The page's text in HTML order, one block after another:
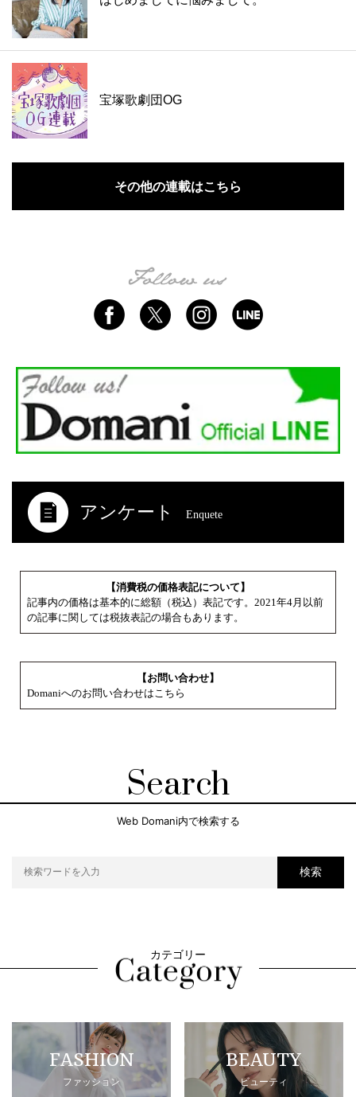
宝塚歌劇団OG
その他の連載はこちら
アンケート Enquete
【消費税の価格表記について】
記事内の価格は基本的に総額（税込）表記です。2021年4月以前
の記事に関しては税抜表記の場合もあります。
【お問い合わせ】
Domaniへのお問い合わせはこちら
Search
Web Domani内で検索する
検索
カテゴリー
FASHION
ファッション
BEAUTY
ビューティ